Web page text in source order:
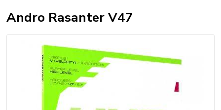
Andro Rasanter V47